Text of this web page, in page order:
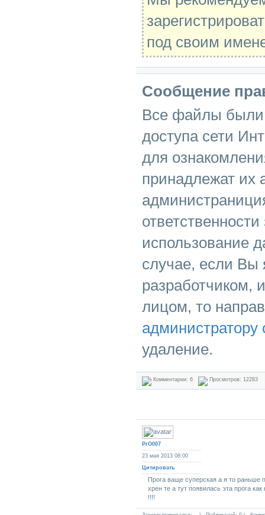
под своим
Сообщение
Все файлы были
доступа сети
для
принадлежат их
использование
случае, если Вы
разработчиком,
лицом, то
администратору
удаление.
Комментарии: 6 Просмотров: 12283
PrO007
23 мая 2013 08:00
Цитировать
Прога ваще суперская а я то раньше
хрен те а тут появилась эта прога как
!!!!